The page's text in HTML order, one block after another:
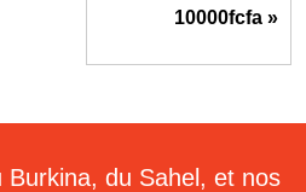
10000fcfa »
Burkina, du Sahel, et nos